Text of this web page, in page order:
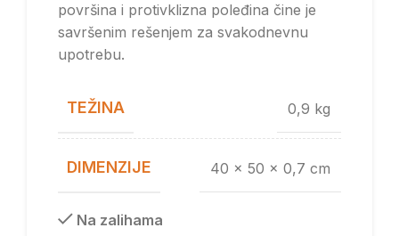
površina i protivklizna poleđina čine je
savršenim rešenjem za svakodnevnu
upotrebu.
TEŽINA 0,9 kg
DIMENZIJE 40 x 50 x 0,7 cm
Na zalihama